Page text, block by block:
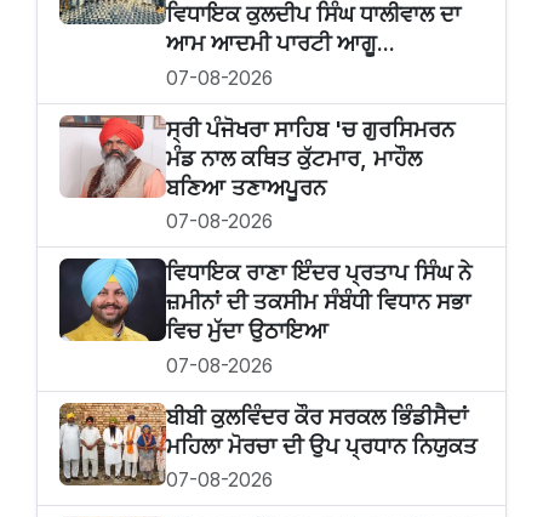
ਵਿਧਾਇਕ ਕੁਲਦੀਪ ਸਿੰਘ ਧਾਲੀਵਾਲ ਦਾ
ਆਮ ਆਦਮੀ ਪਾਰਟੀ ਆਗੂ...
07-08-2026
ਸ੍ਰੀ ਪੰਜੋਖਰਾ ਸਾਹਿਬ 'ਚ ਗੁਰਸਿਮਰਨ
ਮੰਡ ਨਾਲ ਕਥਿਤ ਕੁੱਟਮਾਰ, ਮਾਹੌਲ
ਬਣਿਆ ਤਣਾਅਪੂਰਨ
07-08-2026
ਵਿਧਾਇਕ ਰਾਣਾ ਇੰਦਰ ਪ੍ਰਤਾਪ ਸਿੰਘ ਨੇ
ਜ਼ਮੀਨਾਂ ਦੀ ਤਕਸੀਮ ਸੰਬੰਧੀ ਵਿਧਾਨ ਸਭਾ
ਵਿਚ ਮੁੱਦਾ ਉਠਾਇਆ
07-08-2026
ਬੀਬੀ ਕੁਲਵਿੰਦਰ ਕੌਰ ਸਰਕਲ ਭਿੰਡੀਸੈਦਾਂ
ਮਹਿਲਾ ਮੋਰਚਾ ਦੀ ਉਪ ਪ੍ਰਧਾਨ ਨਿਯੁਕਤ
07-08-2026